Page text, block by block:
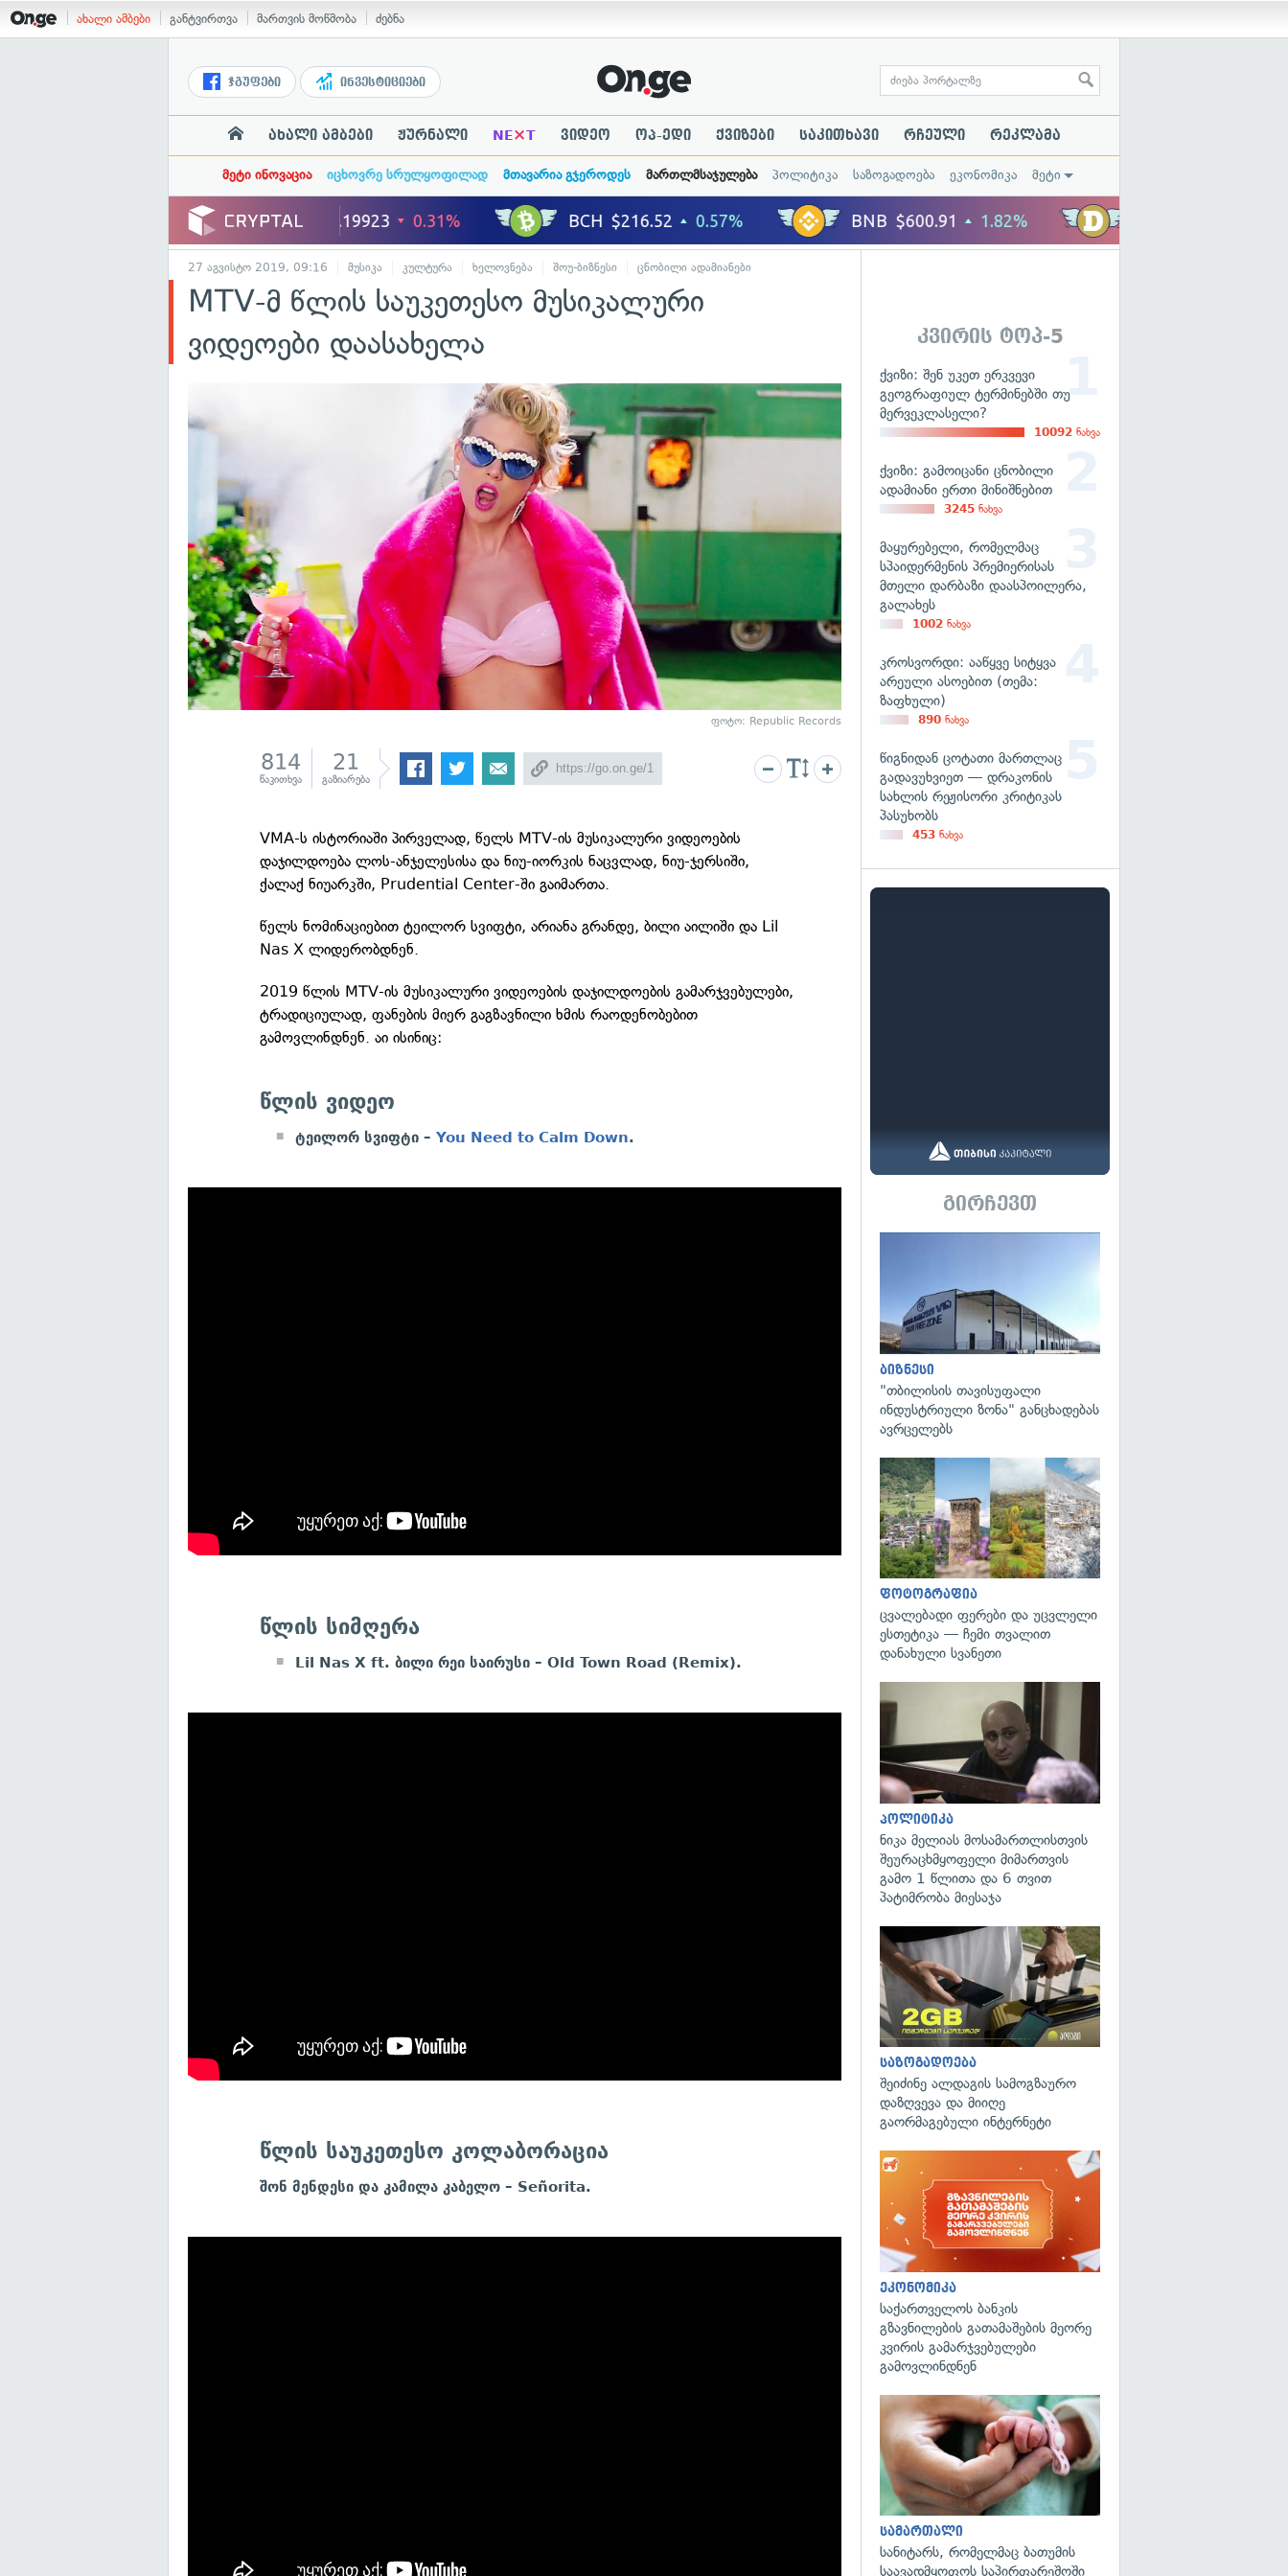
ახალი ამბები განტვირთვა მართვის მოწმობა ძებნა
ჯგუფები ინვესტიციები
ახალი ამბები ჟურნალი NE×T ვიდეო ოპ-ედი ქვიზები საკითხავი რჩეული რეკლამა
მეტი ინოვაცია იცხოვრე სრულყოფილად მთავარია გჯეროდეს მართლმსაჯულება პოლიტიკა საზოგადოება ეკონომიკა მეტი
27 აგვისტო 2019, 09:16 მუსიკა კულტურა ხელოვნება შოუ-ბიზნესი ცნობილი ადამიანები
MTV-მ წლის საუკეთესო მუსიკალური
ვიდეოები დაასახელა
ფოტო: Republic Records
814
წაკითხვა
21
გაზიარება
VMA-ს ისტორიაში პირველად, წელს MTV-ის მუსიკალური ვიდეოების
დაჯილდოება ლოს-ანჯელესისა და ნიუ-იორკის ნაცვლად, ნიუ-ჯერსიში,
ქალაქ ნიუარკში, Prudential Center-ში გაიმართა.
წელს ნომინაციებით ტეილორ სვიფტი, არიანა გრანდე, ბილი აილიში და Lil
Nas X ლიდერობდნენ.
2019 წლის MTV-ის მუსიკალური ვიდეოების დაჯილდოების გამარჯვებულები,
ტრადიციულად, ფანების მიერ გაგზავნილი ხმის რაოდენობებით
გამოვლინდნენ. აი ისინიც:
წლის ვიდეო
ტეილორ სვიფტი –You Need to Calm Down.
წლის სიმღერა
Lil Nas X ft. ბილი რეი საირუსი – Old Town Road (Remix).
წლის საუკეთესო კოლაბორაცია
შონ მენდესი და კამილა კაბელო – Señorita.
კვირის ტოპ-5
ქვიზი: შენ უკეთ ერკვევი
გეოგრაფიულ ტერმინებში თუ
მერვეკლასელი?
10092 ნახვა
ქვიზი: გამოიცანი ცნობილი
ადამიანი ერთი მინიშნებით
3245 ნახვა
მაყურებელი, რომელმაც
სპაიდერმენის პრემიერისას
მთელი დარბაზი დაასპოილერა,
გალახეს
1002 ნახვა
კროსვორდი: ააწყვე სიტყვა
არეული ასოებით (თემა:
ზაფხული)
890 ნახვა
წიგნიდან ცოტათი მართლაც
გადავუხვიეთ — დრაკონის
სახლის რეჟისორი კრიტიკას
პასუხობს
453 ნახვა
გირჩევთ
ბიზნესი
"თბილისის თავისუფალი
ინდუსტრიული ზონა" განცხადებას
ავრცელებს
ფოტოგრაფია
ცვალებადი ფერები და უცვლელი
ესთეტიკა — ჩემი თვალით
დანახული სვანეთი
პოლიტიკა
ნიკა მელიას მოსამართლისთვის
შეურაცხმყოფელი მიმართვის
გამო 1 წლითა და 6 თვით
პატიმრობა მიესაჯა
საზოგადოება
შეიძინე ალდაგის სამოგზაურო
დაზღვევა და მიიღე
გაორმაგებული ინტერნეტი
ეკონომიკა
საქართველოს ბანკის
გზავნილების გათამაშების მეორე
კვირის გამარჯვებულები
გამოვლინდნენ
სამართალი
სანიტარს, რომელმაც ბათუმის
საავადმყოფოს საპირფარეშოში